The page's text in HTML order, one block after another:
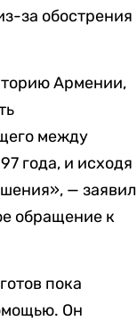
за обострения
Армении,
между
года, и исходя
— заявил
обращение к
пока
Он